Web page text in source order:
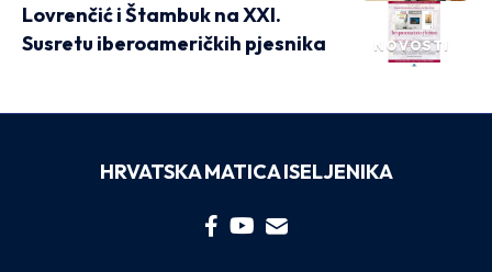
NOVOSTI
Lovrenčić i Štambuk na XXI.
Susretu iberoameričkih pjesnika
HRVATSKA MATICA ISELJENIKA